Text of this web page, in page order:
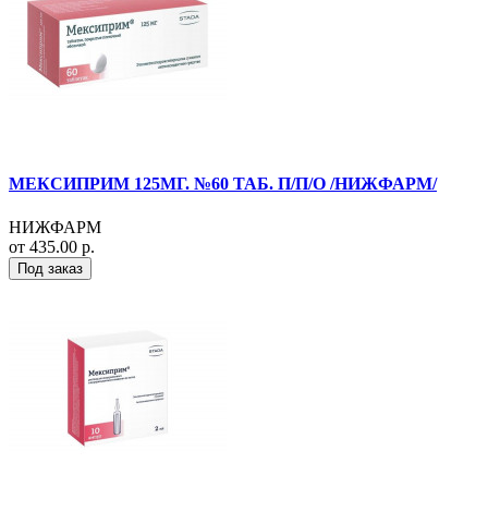
МЕКСИПРИМ 125МГ. №60 ТАБ. П/П/О /НИЖФАРМ/
НИЖФАРМ
от 435.00 р.
Под заказ